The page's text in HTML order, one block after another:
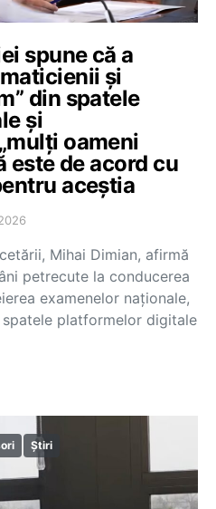
spune că a
și
din spatele
și
oameni
este de acord cu
aceștia
Mihai Dimian, afirmă
petrecute la conducerea
examenelor naționale,
platformelor digitale
Știri